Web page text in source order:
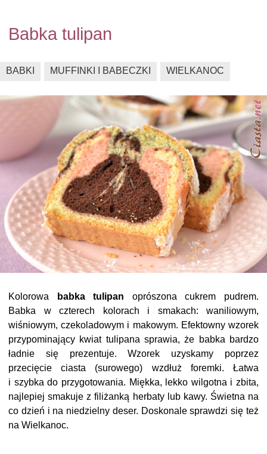
Babka tulipan
BABKI MUFFINKI I BABECZKI WIELKANOC
Kolorowa babka tulipan oprószona cukrem pudrem.
Babka w czterech kolorach i smakach: waniliowym,
wiśniowym, czekoladowym i makowym. Efektowny wzorek
przypominający kwiat tulipana sprawia, że babka bardzo
ładnie się prezentuje. Wzorek uzyskamy poprzez
przecięcie ciasta (surowego) wzdłuż foremki. Łatwa
i szybka do przygotowania. Miękka, lekko wilgotna i zbita,
najlepiej smakuje z filiżanką herbaty lub kawy. Świetna na
co dzień i na niedzielny deser. Doskonale sprawdzi się też
na Wielkanoc.